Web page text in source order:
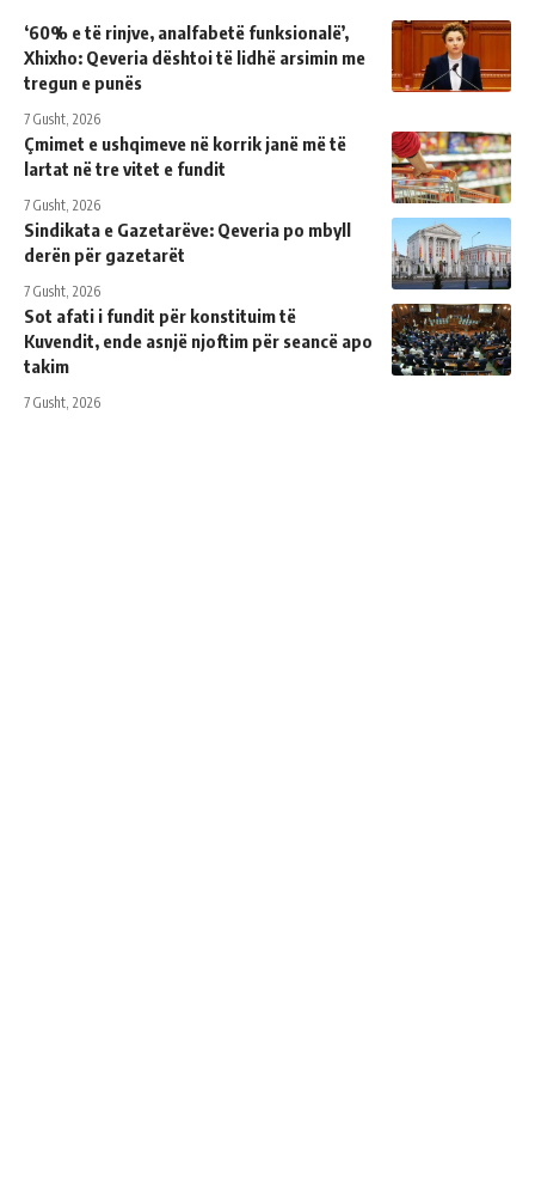
‘60% e të rinjve, analfabetë funksionalë’,
Xhixho: Qeveria dështoi të lidhë arsimin me
tregun e punës
7 Gusht, 2026
Çmimet e ushqimeve në korrik janë më të
lartat në tre vitet e fundit
7 Gusht, 2026
Sindikata e Gazetarëve: Qeveria po mbyll
derën për gazetarët
7 Gusht, 2026
Sot afati i fundit për konstituim të
Kuvendit, ende asnjë njoftim për seancë apo
takim
7 Gusht, 2026